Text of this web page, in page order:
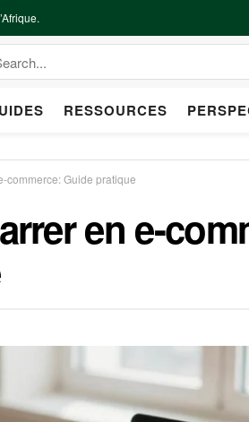
RESSOURCES
commerce: Guide pratique
en e-